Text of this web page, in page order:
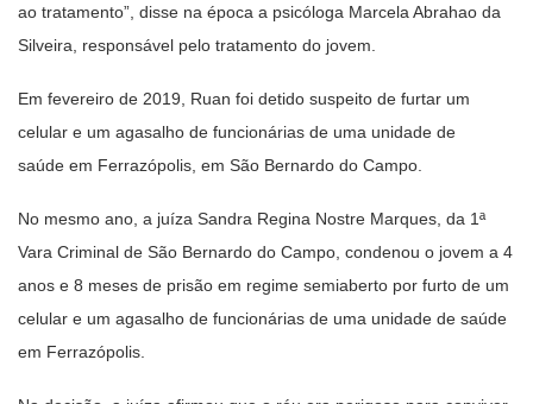
ao tratamento”, disse na época a psicóloga Marcela Abrahao da
Silveira, responsável pelo tratamento do jovem.
Em fevereiro de 2019, Ruan foi detido suspeito de furtar um
celular e um agasalho de funcionárias de uma unidade de
saúde em Ferrazópolis, em São Bernardo do Campo.
No mesmo ano, a juíza Sandra Regina Nostre Marques, da 1ª
Vara Criminal de São Bernardo do Campo, condenou o jovem a 4
anos e 8 meses de prisão em regime semiaberto por furto de um
celular e um agasalho de funcionárias de uma unidade de saúde
em Ferrazópolis.